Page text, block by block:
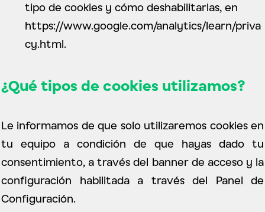
tipo de cookies y cómo deshabilitarlas, en
https://www.google.com/analytics/learn/priva
cy.html.
¿Qué tipos de cookies utilizamos?
Le informamos de que solo utilizaremos cookies en
tu equipo a condición de que hayas dado tu
consentimiento, a través del banner de acceso y la
configuración habilitada a través del Panel de
Configuración.